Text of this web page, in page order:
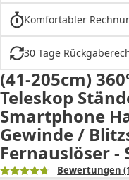
Komfortabler
30 Tage
(41-205cm)
Teleskop
Smartphone
Gewinde /
Fernauslöser -
Bewertungen